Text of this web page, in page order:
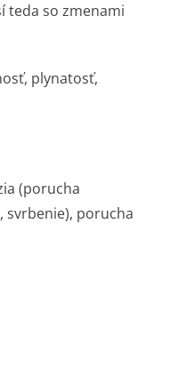
teda so zmenami
plynatosť,
(porucha
svrbenie), porucha